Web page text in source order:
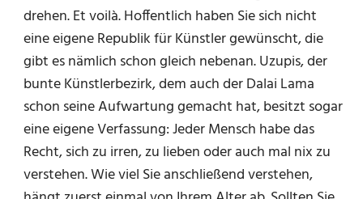
drehen. Et voilà. Hoffentlich haben Sie sich nicht
eine eigene Republik für Künstler gewünscht, die
gibt es nämlich schon gleich nebenan. Uzupis, der
bunte Künstlerbezirk, dem auch der Dalai Lama
schon seine Aufwartung gemacht hat, besitzt sogar
eine eigene Verfassung: Jeder Mensch habe das
Recht, sich zu irren, zu lieben oder auch mal nix zu
verstehen. Wie viel Sie anschließend verstehen,